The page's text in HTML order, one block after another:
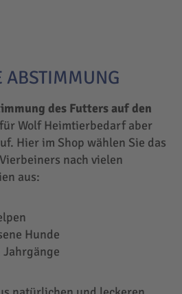
ABSTIMMUNG
des Futters auf den
Wolf Heimtierbedarf aber
Hier im Shop wählen Sie das
nach vielen
aus:
Hunde